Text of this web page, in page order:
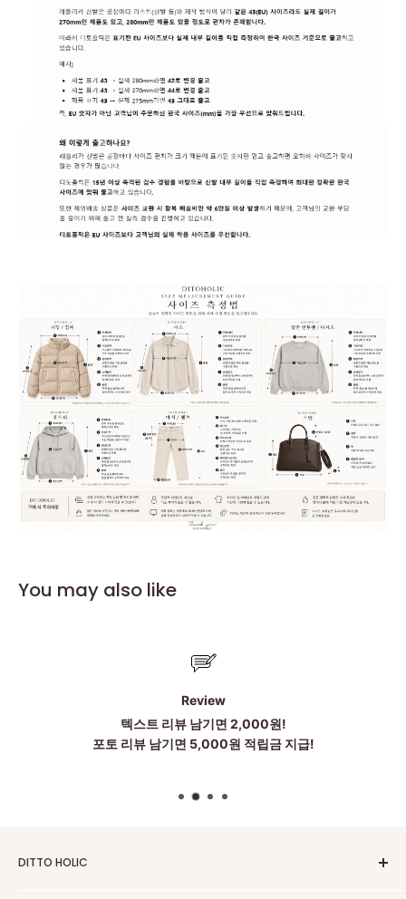
You may also like
Review
텍스트 리뷰 남기면 2,000원!
포토 리뷰 남기면 5,000원 적립금 지급!
DITTO HOLIC